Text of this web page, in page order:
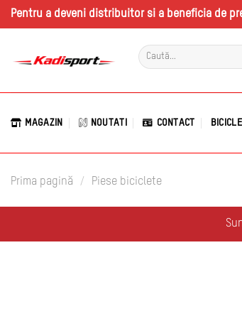
Skip
Pentru a deveni distribuitor si a beneficia de
Caută
după:
MAGAZIN NOUTATI CONTACT
Prima pagină / Piese biciclete